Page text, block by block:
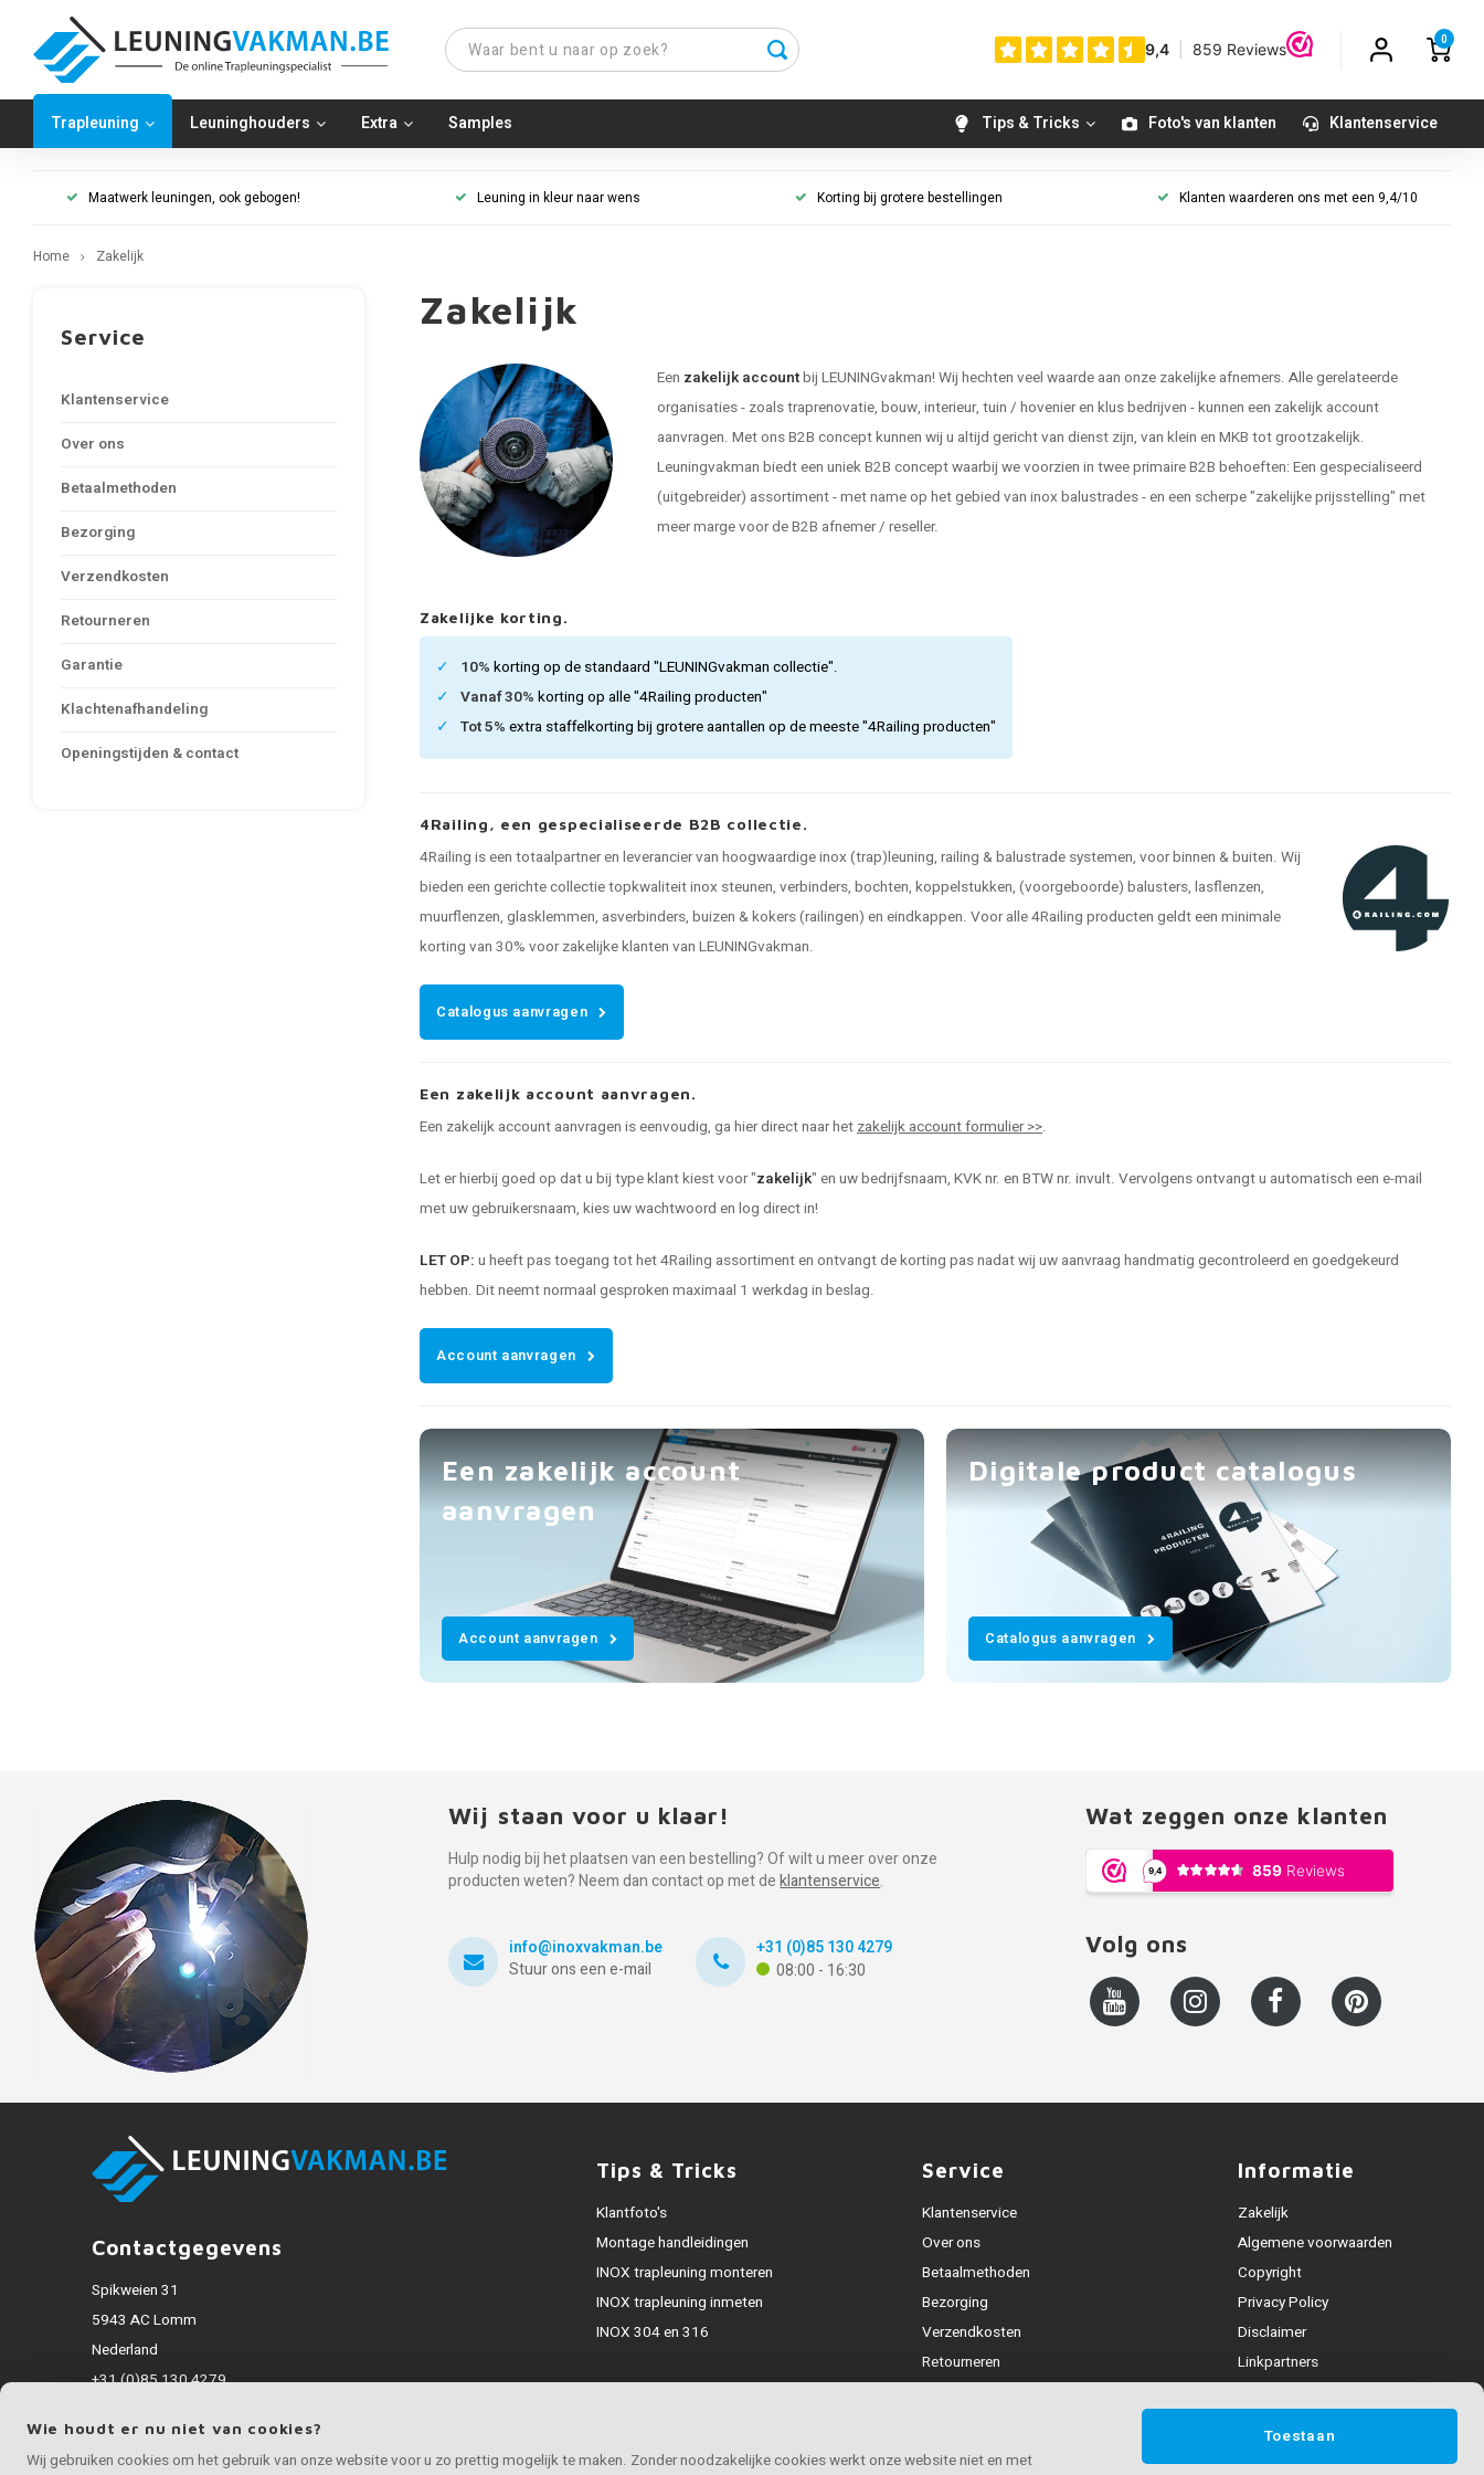
0
Trapleuning Leuninghouders Extra Samples Tips & Tricks Foto's van klanten Klantenservice
Maatwerk leuningen, ook gebogen! Leuning in kleur naar wens Korting bij grotere bestellingen Klanten waarderen ons met een 9,4/10
Home Zakelijk
Service
Klantenservice
Over ons
Betaalmethoden
Bezorging
Verzendkosten
Retourneren
Garantie
Klachtenafhandeling
Openingstijden & contact
Zakelijk
Een zakelijk accountbij LEUNINGvakman! Wij hechten veel waarde aan onze zakelijke afnemers. Alle gerelateerde
organisaties - zoals traprenovatie, bouw, interieur, tuin / hovenier en klus bedrijven - kunnen een zakelijk account
aanvragen. Met ons B2B concept kunnen wij u altijd gericht van dienst zijn, van klein en MKB tot grootzakelijk.
Leuningvakman biedt een uniek B2B concept waarbij we voorzien in twee primaire B2B behoeften: Een gespecialiseerd
(uitgebreider) assortiment - met name op het gebied van inox balustrades - en een scherpe "zakelijke prijsstelling" met
meer marge voor de B2B afnemer / reseller.
Zakelijke korting.
10% korting op de standaard "LEUNINGvakman collectie".
Vanaf 30% korting op alle "4Railing producten"
Tot 5% extra staffelkorting bij grotere aantallen op de meeste "4Railing producten"
4Railing, een gespecialiseerde B2B collectie.
4Railing is een totaalpartner en leverancier van hoogwaardige inox (trap)leuning, railing & balustrade systemen, voor binnen & buiten. Wij
bieden een gerichte collectie topkwaliteit inox steunen, verbinders, bochten, koppelstukken, (voorgeboorde) balusters, lasflenzen,
muurflenzen, glasklemmen, asverbinders, buizen & kokers (railingen) en eindkappen. Voor alle 4Railing producten geldt een minimale
korting van 30% voor zakelijke klanten van LEUNINGvakman.
Catalogus aanvragen
Een zakelijk account aanvragen.
Een zakelijk account aanvragen is eenvoudig, ga hier direct naar hetzakelijk account formulier >>.
Let er hierbij goed op dat u bij type klant kiest voor "zakelijk" en uw bedrijfsnaam, KVK nr. en BTW nr. invult. Vervolgens ontvangt u automatisch een e-mail
met uw gebruikersnaam, kies uw wachtwoord en log direct in!
LET OP: u heeft pas toegang tot het 4Railing assortiment en ontvangt de korting pas nadat wij uw aanvraag handmatig gecontroleerd en goedgekeurd
hebben. Dit neemt normaal gesproken maximaal 1 werkdag in beslag.
Account aanvragen
Een zakelijk account
aanvragen
Account aanvragen
Digitale product catalogus
Catalogus aanvragen
Wij staan voor u klaar!
Hulp nodig bij het plaatsen van een bestelling? Of wilt u meer over onze
producten weten? Neem dan contact op met deklantenservice.
info@inoxvakman.be
Stuur ons een e-mail
+31 (0)85 130 4279
08:00 - 16:30
Wat zeggen onze klanten
Volg ons
Contactgegevens
Spikweien 31
5943 AC Lomm
Nederland
+31 (0)85 130 4279
Alle bedragen zijn incl. BTW
Tips & Tricks
Klantfoto's
Montage handleidingen
INOX trapleuning monteren
INOX trapleuning inmeten
INOX 304 en 316
Service
Klantenservice
Over ons
Betaalmethoden
Bezorging
Verzendkosten
Retourneren
Openingstijden & contact
Informatie
Zakelijk
Algemene voorwaarden
Copyright
Privacy Policy
Disclaimer
Linkpartners
Wie houdt er nu niet van cookies?
Wij gebruiken cookies om het gebruik van onze website voor u zo prettig mogelijk te maken. Zonder noodzakelijke cookies werkt onze website niet en met
Toestaan